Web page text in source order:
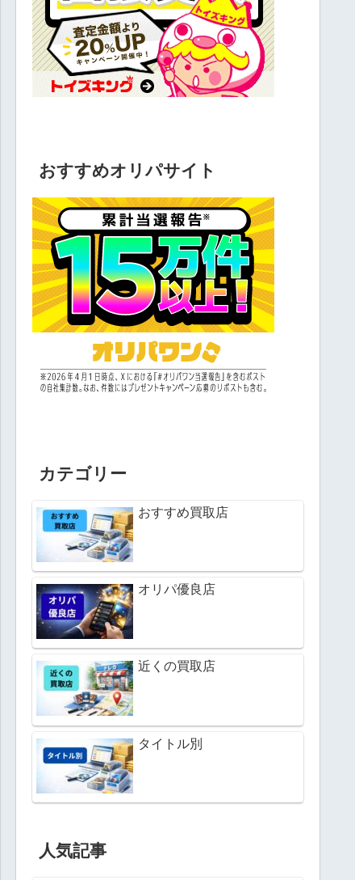
おすすめオリパサイト
カテゴリー
おすすめ買取店
オリパ優良店
近くの買取店
タイトル別
人気記事